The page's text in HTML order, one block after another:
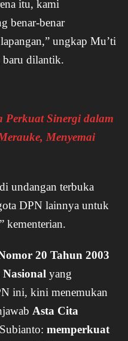
itu, kami
benar-benar
ungkap Mu’ti
baru dilantik.
Perkuat Sinergi dalam
Menyemai
undangan terbuka
DPN lainnya untuk
” kementerian.
20 Tahun 2003
Nasional yang
ini, kini menemukan
Asta Cita
memperkuat